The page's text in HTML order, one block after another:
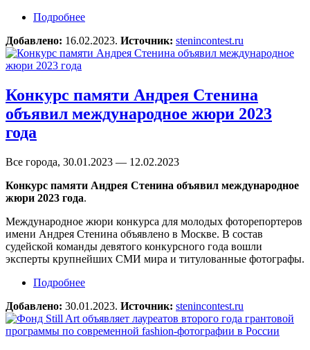
Подробнее
Добавлено: 16.02.2023. Источник: stenincontest.ru
Конкурс памяти Андрея Стенина
объявил международное жюри 2023
года
Все города, 30.01.2023 — 12.02.2023
Конкурс памяти Андрея Стенина объявил международное
жюри 2023 года.
Международное жюри конкурса для молодых фоторепортеров
имени Андрея Стенина объявлено в Москве. В состав
судейской команды девятого конкурсного года вошли
эксперты крупнейших СМИ мира и титулованные фотографы.
Подробнее
Добавлено: 30.01.2023. Источник: stenincontest.ru